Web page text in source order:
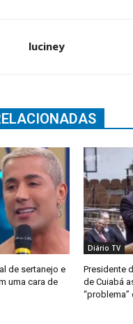
luciney
de sertanejo e
uma cara de
Diário TV
Presidente
de Cuiabá
“problema”